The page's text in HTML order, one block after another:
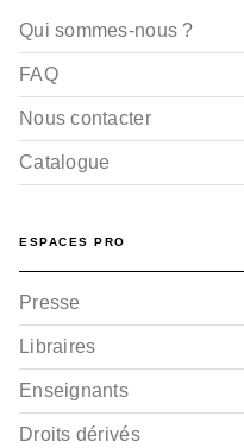
Qui sommes-nous ?
FAQ
Nous contacter
Catalogue
ESPACES PRO
Presse
Libraires
Enseignants
Droits dérivés